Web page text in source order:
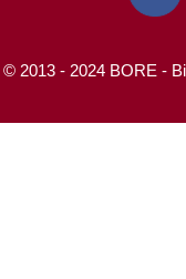
© 2013 - 2024 BORE -